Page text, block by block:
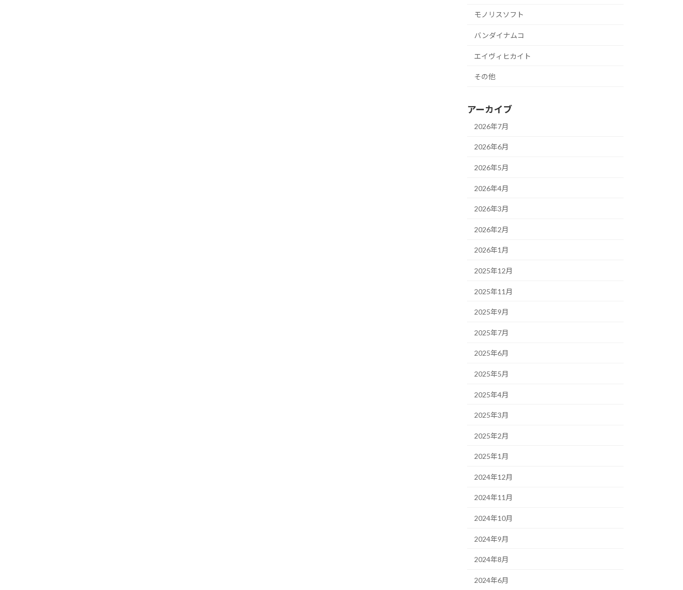
モノリスソフト
バンダイナムコ
エイヴィヒカイト
その他
アーカイブ
2026年7月
2026年6月
2026年5月
2026年4月
2026年3月
2026年2月
2026年1月
2025年12月
2025年11月
2025年9月
2025年7月
2025年6月
2025年5月
2025年4月
2025年3月
2025年2月
2025年1月
2024年12月
2024年11月
2024年10月
2024年9月
2024年8月
2024年6月